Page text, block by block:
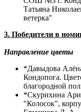
Татьяна
ветерка"
3. Победители в
Направление цветы
*Давыдова
Кондопога.
благородной
*Скурихина
"Колосок",